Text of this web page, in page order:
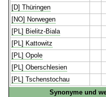
[D] Thüringen
[NO] Norwegen
[PL] Bielitz-Biala
[PL] Kattowitz
[PL] Opole
[PL] Oberschlesien
[PL] Tschenstochau
Synonyme und